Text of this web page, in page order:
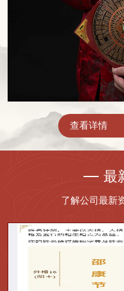
查看详情
最
了解公司最新